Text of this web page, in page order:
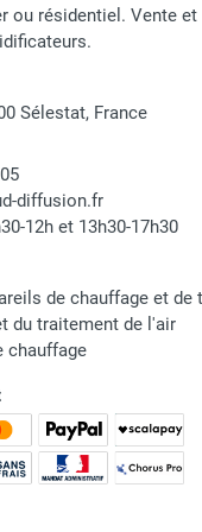
et GNR
avec
avec
citerne
sans
directe
propane /
à
à
ou résidentiel. Vente
Sélestat, France
diffusion.fr
12h et 13h30-17h30
de chauffage et de
du traitement de l'air
chauffage